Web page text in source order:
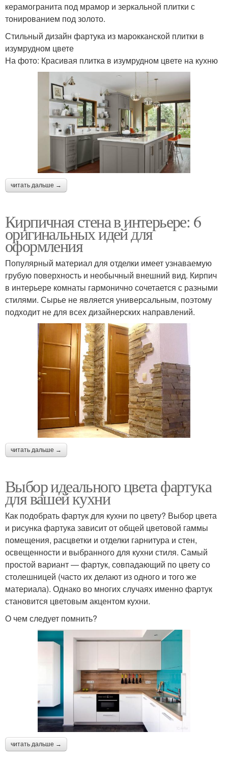
керамогранита под мрамор и зеркальной плитки с
тонированием под золото.
Стильный дизайн фартука из марокканской плитки в
изумрудном цвете
На фото: Красивая плитка в изумрудном цвете на кухню
читать дальше →
Кирпичная стена в интерьере: 6
оригинальных идей для
оформления
Популярный материал для отделки имеет узнаваемую
грубую поверхность и необычный внешний вид. Кирпич
в интерьере комнаты гармонично сочетается с разными
стилями. Сырье не является универсальным, поэтому
подходит не для всех дизайнерских направлений.
читать дальше →
Выбор идеального цвета фартука
для вашей кухни
Как подобрать фартук для кухни по цвету? Выбор цвета
и рисунка фартука зависит от общей цветовой гаммы
помещения, расцветки и отделки гарнитура и стен,
освещенности и выбранного для кухни стиля. Самый
простой вариант ― фартук, совпадающий по цвету со
столешницей (часто их делают из одного и того же
материала). Однако во многих случаях именно фартук
становится цветовым акцентом кухни.
О чем следует помнить?
читать дальше →